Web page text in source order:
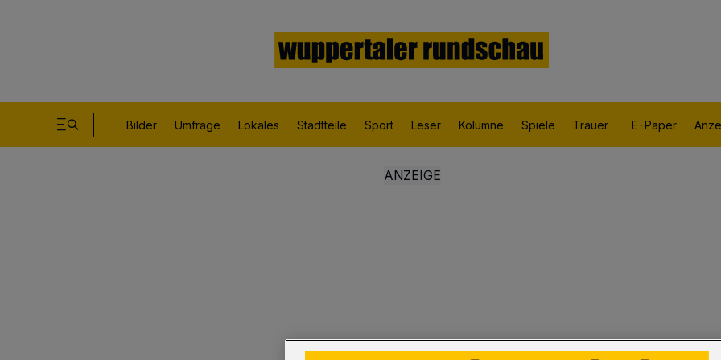
Bilder Umfrage Lokales Stadtteile Sport Leser Kolumne Spiele Trauer E-Paper